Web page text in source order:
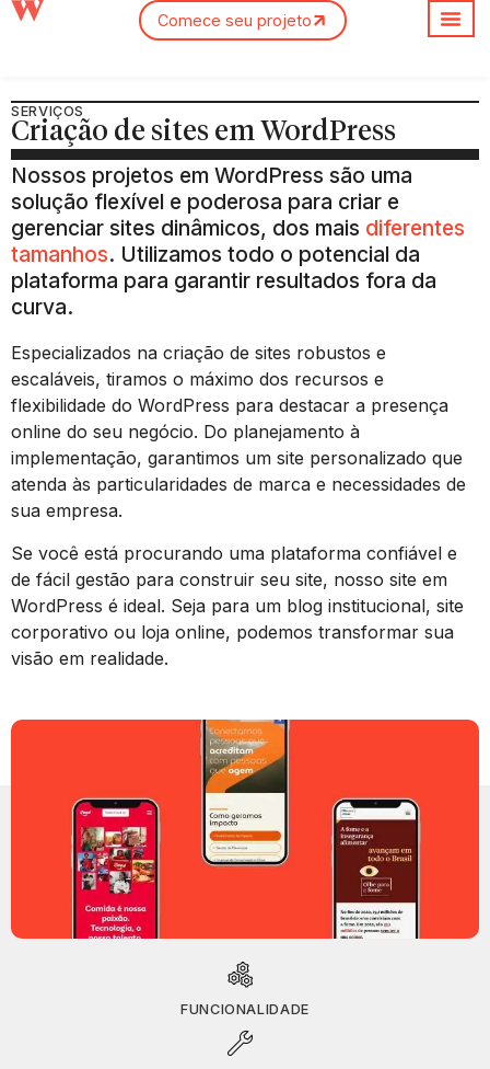
Comece seu projeto
SERVIÇOS
Criação de sites em WordPress
Nossos projetos em WordPress são uma
solução flexível e poderosa para criar e
gerenciar sites dinâmicos, dos mais diferentes
tamanhos. Utilizamos todo o potencial da
plataforma para garantir resultados fora da
curva.
Especializados na criação de sites robustos e
escaláveis, tiramos o máximo dos recursos e
flexibilidade do WordPress para destacar a presença
online do seu negócio. Do planejamento à
implementação, garantimos um site personalizado que
atenda às particularidades de marca e necessidades de
sua empresa.
Se você está procurando uma plataforma confiável e
de fácil gestão para construir seu site, nosso site em
WordPress é ideal. Seja para um blog institucional, site
corporativo ou loja online, podemos transformar sua
visão em realidade.
FUNCIONALIDADE